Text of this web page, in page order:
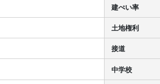
建ぺい率
土地権利
接道
中学校